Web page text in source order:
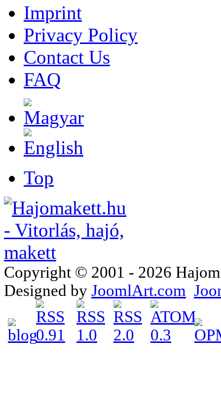
Imprint
Privacy Policy
Contact Us
FAQ
Top
Copyright © 2001 - 2026
Designed by JoomlArt.com